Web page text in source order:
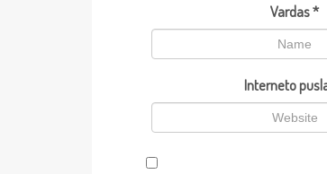
Vardas*
Interneto